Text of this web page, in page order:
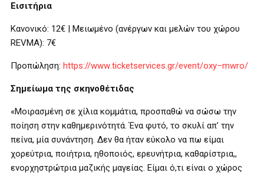
Εισιτήρια
Κανονικό: 12€ | Μειωμένο (ανέργων και μελών του χώρου
REVMA): 7€
Προπώληση: https://www.ticketservices.gr/event/oxy–mwro/
Σημείωμα της σκηνοθέτιδας
«Μοιρασμένη σε χίλια κομμάτια, προσπαθώ να σώσω την
ποίηση στην καθημερινότητά. Ένα φυτό, το σκυλί απ’ την
πείνα, μία συνάντηση. Δεν θα ήταν εύκολο να πω είμαι
χορεύτρια, ποιήτρια, ηθοποιός, ερευνήτρια, καθαρίστρια,,
ενορχηστρώτρια μαζικής μαγείας. Είμαι ό,τι είναι ο χώρος